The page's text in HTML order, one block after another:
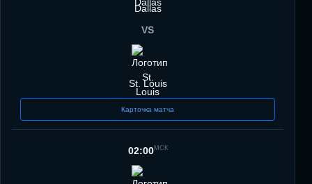
Dallas
VS
St. Louis
Карточка матча
02:00МСК